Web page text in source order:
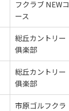
フクラブ NEWコ
ース
総丘カントリー
俱楽部
総丘カントリー
俱楽部
市原ゴルフクラ